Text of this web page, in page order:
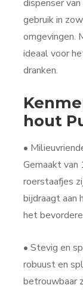
dispenser
gebruik in
omgevingen.
ideaal voor
dranken.
hout
•
Gemaakt
roerstaafjes
bijdraagt aan
het
• Stevig en
robuust en
betrouwbaar